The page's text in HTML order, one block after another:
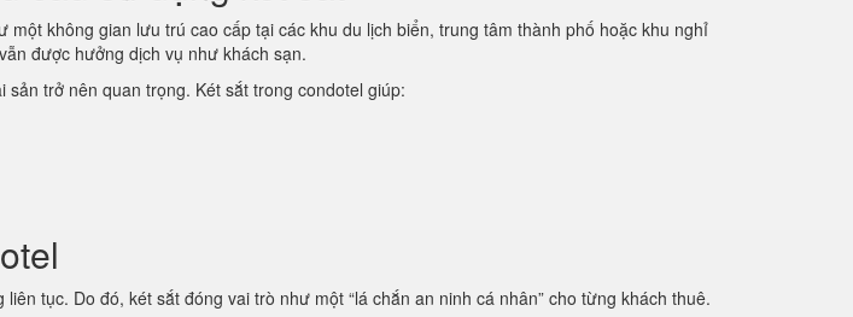
không gian lưu trú cao cấp tại các khu du lịch biển, trung tâm thành phố hoặc khu nghỉ
được hưởng dịch vụ như khách sạn.
trở nên quan trọng. Két sắt trong condotel giúp:
tục. Do đó, két sắt đóng vai trò như một “lá chắn an ninh cá nhân” cho từng khách thuê.